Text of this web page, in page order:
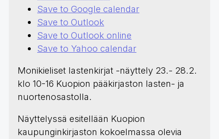
Save to Google calendar
Save to Outlook
Save to Outlook online
Save to Yahoo calendar
Monikieliset lastenkirjat -näyttely 23.- 28.2.
klo 10-16 Kuopion pääkirjaston lasten- ja
nuortenosastolla.
Näyttelyssä esitellään Kuopion
kaupunginkirjaston kokoelmassa olevia